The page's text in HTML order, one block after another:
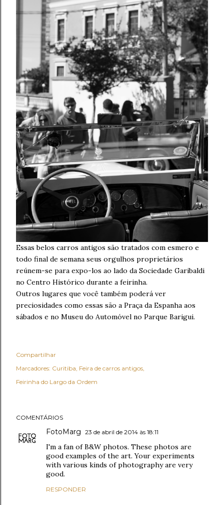
Essas belos carros antigos são tratados com esmero e
todo final de semana seus orgulhos proprietários
reúnem-se para expo-los ao lado da Sociedade Garibaldi
no Centro Histórico durante a feirinha.
Outros lugares que você também poderá ver
preciosidades como essas são a Praça da Espanha aos
sábados e no Museu do Automóvel no Parque Barigui.
Compartilhar
Marcadores: Curitiba Feira de carros antigos
Feirinha do Largo da Ordem
COMENTÁRIOS
FotoMarg 23 de abril de 2014 às 18:11
I'm a fan of B&W photos. These photos are
good examples of the art. Your experiments
with various kinds of photography are very
good.
RESPONDER